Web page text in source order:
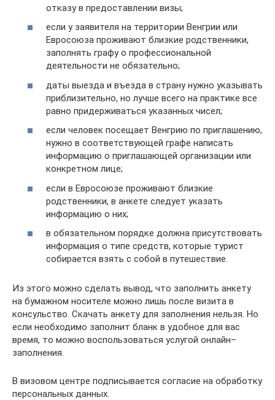
отказу в предоставлении визы;
если у заявителя на территории Венгрии или
Евросоюза проживают близкие родственники,
заполнять графу о профессиональной
деятельности не обязательно;
даты выезда и въезда в страну нужно указывать
приблизительно, но лучше всего на практике все
равно придерживаться указанных чисел;
если человек посещает Венгрию по приглашению,
нужно в соответствующей графе написать
информацию о приглашающей организации или
конкретном лице;
если в Евросоюзе проживают близкие
родственники, в анкете следует указать
информацию о них;
в обязательном порядке должна присутствовать
информация о типе средств, которые турист
собирается взять с собой в путешествие.
Из этого можно сделать вывод, что заполнить анкету
на бумажном носителе можно лишь после визита в
консульство. Скачать анкету для заполнения нельзя. Но
если необходимо заполнит бланк в удобное для вас
время, то можно воспользоваться услугой онлайн–
заполнения.
В визовом центре подписывается согласие на обработку
персональных данных.